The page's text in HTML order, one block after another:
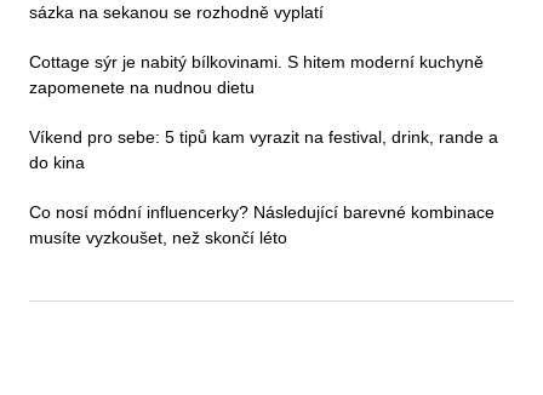
sázka na sekanou se rozhodně vyplatí
Cottage sýr je nabitý bílkovinami. S hitem moderní kuchyně
zapomenete na nudnou dietu
Víkend pro sebe: 5 tipů kam vyrazit na festival, drink, rande a
do kina
Co nosí módní influencerky? Následující barevné kombinace
musíte vyzkoušet, než skončí léto